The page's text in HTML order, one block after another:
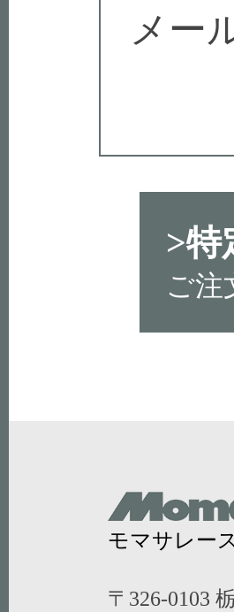
メー
>特
ご注
モマサレー
〒326-0103